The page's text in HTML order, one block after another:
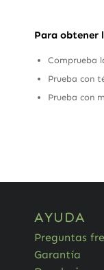
Para obtener
Comprueba
Prueba con
Prueba con
AYUDA
Preguntas
Garantía